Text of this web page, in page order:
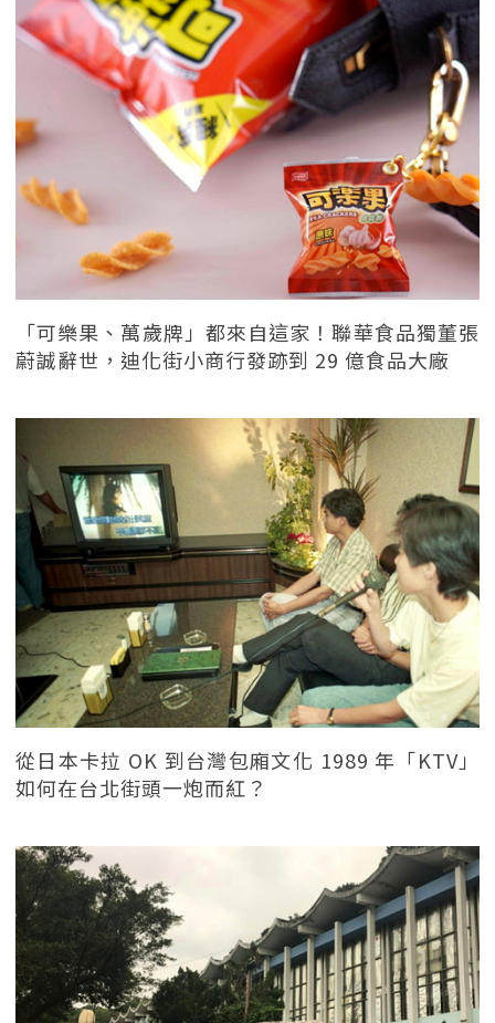
「可樂果、萬歲牌」都來自這家！聯華食品獨董張
蔚誠辭世，迪化街小商行發跡到 29 億食品大廠
從日本卡拉 OK 到台灣包廂文化 1989 年「KTV」
如何在台北街頭一炮而紅？